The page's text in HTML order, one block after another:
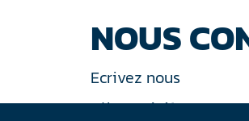
NOUS
Ecrivez nous
Tél : +33 (0)1 44 77 94